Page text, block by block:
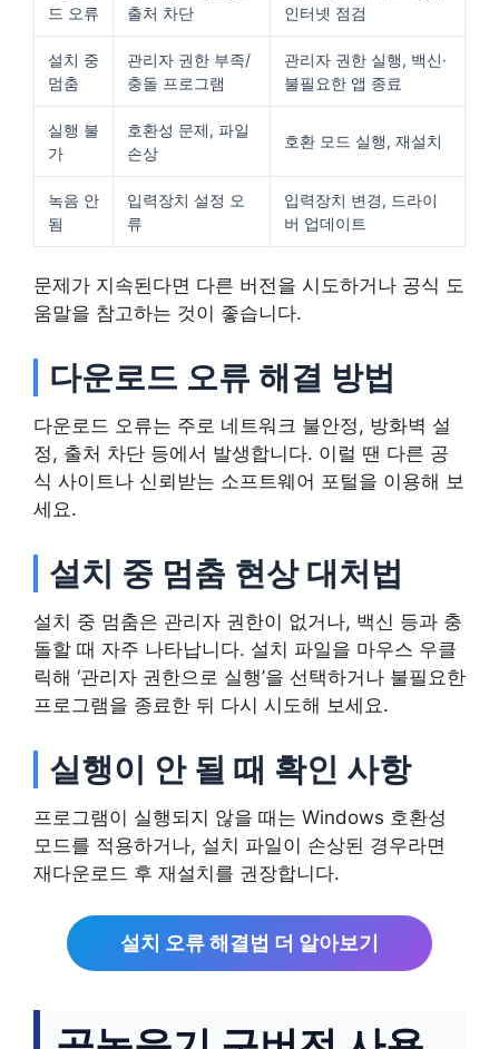
드 오류
출처 차단
인터넷 점검
설치 중
멈춤
관리자 권한 부족/
충돌 프로그램
관리자 권한 실행, 백신·
불필요한 앱 종료
실행 불
가
호환성 문제, 파일
손상
호환 모드 실행, 재설치
녹음 안
됨
입력장치 설정 오
류
입력장치 변경, 드라이
버 업데이트
문제가 지속된다면 다른 버전을 시도하거나 공식 도
움말을 참고하는 것이 좋습니다.
다운로드 오류 해결 방법
다운로드 오류는 주로 네트워크 불안정, 방화벽 설
정, 출처 차단 등에서 발생합니다. 이럴 땐 다른 공
식 사이트나 신뢰받는 소프트웨어 포털을 이용해 보
세요.
설치 중 멈춤 현상 대처법
설치 중 멈춤은 관리자 권한이 없거나, 백신 등과 충
돌할 때 자주 나타납니다. 설치 파일을 마우스 우클
릭해 ‘관리자 권한으로 실행’을 선택하거나 불필요한
프로그램을 종료한 뒤 다시 시도해 보세요.
실행이 안 될 때 확인 사항
프로그램이 실행되지 않을 때는 Windows 호환성
모드를 적용하거나, 설치 파일이 손상된 경우라면
재다운로드 후 재설치를 권장합니다.
설치 오류 해결법 더 알아보기